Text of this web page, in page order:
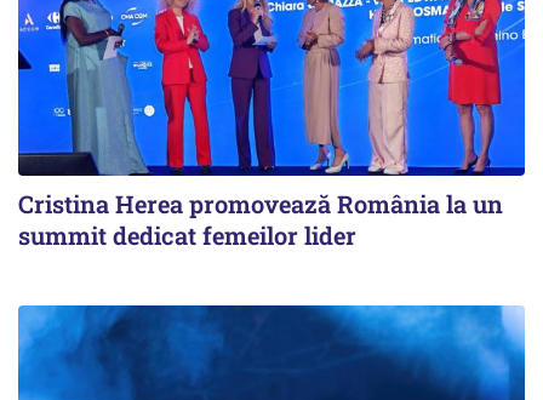
Cristina Herea promovează România la un
summit dedicat femeilor lider